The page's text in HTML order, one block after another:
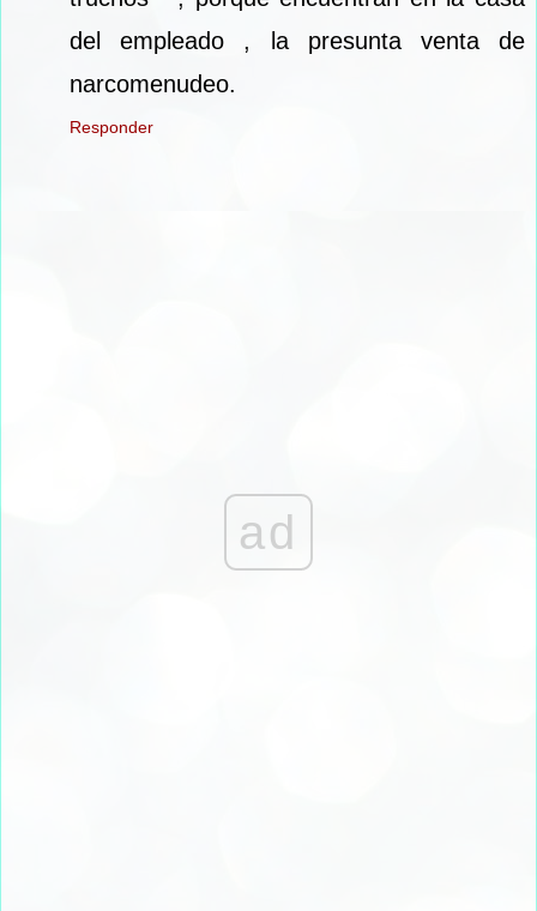
del empleado , la presunta venta de
narcomenudeo.
Responder
ad